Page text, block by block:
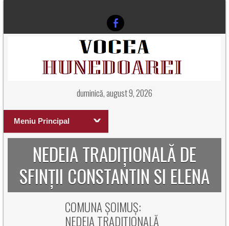
duminică, august 9, 2026
Meniu Principal
NEDEIA TRADIȚIONALĂ DE
SFINȚII CONSTANTIN SI ELENA
COMUNA ȘOIMUȘ:
NEDEIA TRADIȚIONALĂ